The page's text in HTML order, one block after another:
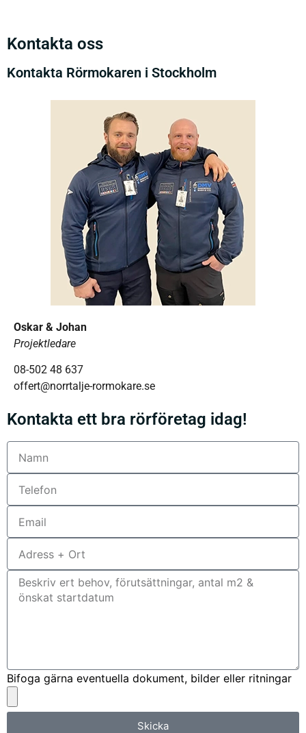
Kontakta oss
Kontakta Rörmokaren i Stockholm
Oskar & Johan
Projektledare
08-502 48 637
offert@norrtalje-rormokare.se
Kontakta ett bra rörföretag idag!
Bifoga gärna eventuella dokument, bilder eller ritningar
Skicka